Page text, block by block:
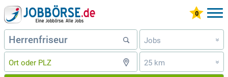
Jobs »
25 km »